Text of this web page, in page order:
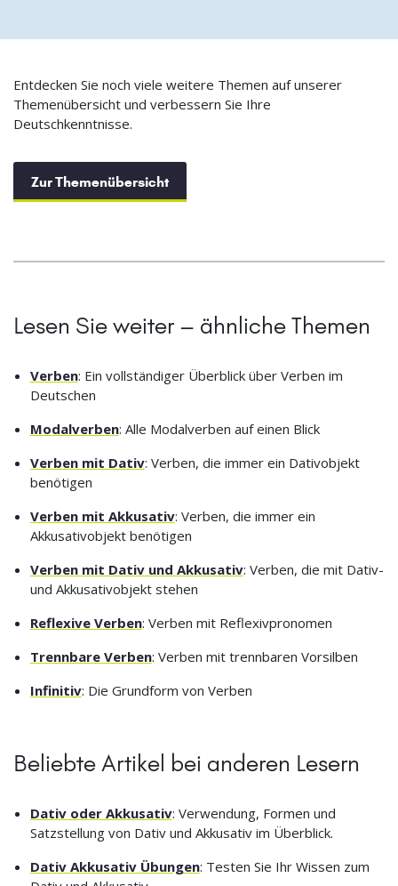
Entdecken Sie noch viele weitere Themen auf unserer
Themenübersicht und verbessern Sie Ihre
Deutschkenntnisse.
Zur Themenübersicht
Lesen Sie weiter – ähnliche Themen
Verben: Ein vollständiger Überblick über Verben im
Deutschen
Modalverben: Alle Modalverben auf einen Blick
Verben mit Dativ: Verben, die immer ein Dativobjekt
benötigen
Verben mit Akkusativ: Verben, die immer ein
Akkusativobjekt benötigen
Verben mit Dativ und Akkusativ: Verben, die mit Dativ-
und Akkusativobjekt stehen
Reflexive Verben: Verben mit Reflexivpronomen
Trennbare Verben: Verben mit trennbaren Vorsilben
Infinitiv: Die Grundform von Verben
Beliebte Artikel bei anderen Lesern
Dativ oder Akkusativ: Verwendung, Formen und
Satzstellung von Dativ und Akkusativ im Überblick.
Dativ Akkusativ Übungen: Testen Sie Ihr Wissen zum